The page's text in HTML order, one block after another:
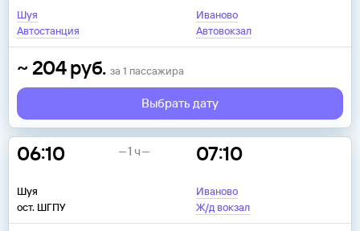
Шуя
Автостанция
Иваново
Автовокзал
~ 204 руб. за 1 пассажира
Выбрать дату
06:10
Шуя
ост. ШГПУ
07:10
Иваново
Ж/д вокзал
1 ч